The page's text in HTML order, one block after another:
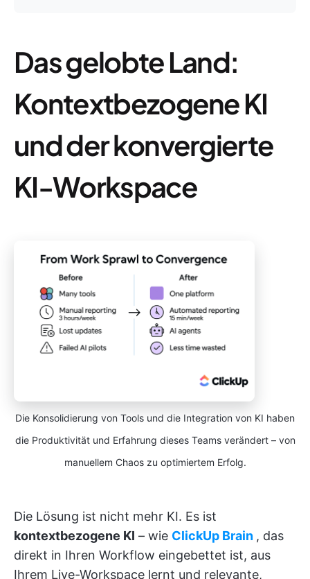
Das gelobte Land:
Kontextbezogene KI
und der konvergierte
KI-Workspace
Die Konsolidierung von Tools und die Integration von KI haben
die Produktivität und Erfahrung dieses Teams verändert – von
manuellem Chaos zu optimiertem Erfolg.
Die Lösung ist nicht mehr KI. Es ist
kontextbezogene KI – wie ClickUp Brain , das
direkt in Ihren Workflow eingebettet ist, aus
Ihrem Live-Workspace lernt und relevante,